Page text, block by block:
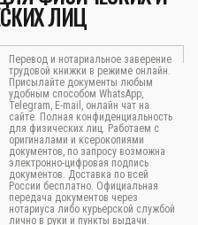
ЛИЦ
Перевод и нотариальное заверение
трудовой книжки в режиме онлайн.
Присылайте документы любым
удобным способом WhatsApp,
Telegram, E-mail, онлайн чат на
сайте. Полная конфиденциальность
для физических лиц. Работаем с
оригиналами и ксерокопиями
документов, по запросу возможна
электронно-цифровая подпись
документов. Доставка по всей
России бесплатно. Официальная
передача документов через
нотариуса либо курьерской службой
лично в руки и пункты выдачи.